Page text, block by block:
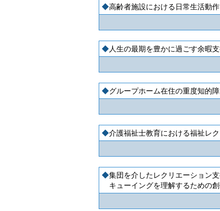
高齢者施設における日常生活動
人生の最期を豊かに過ごす余暇
グループホーム在住の重度知的
介護福祉士教育における福祉レ
集団を介したレクリエーション
キューイングを理解するための